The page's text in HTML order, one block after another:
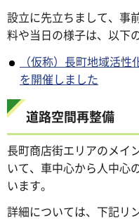
設立に先立ちまして、事
料や当日の様子は、以下
（仮称）長町地域活
を開催しました
道路空間再整備
長町商店街エリアのメイ
いて、車中心から人中心
います。
詳細については、下記リ